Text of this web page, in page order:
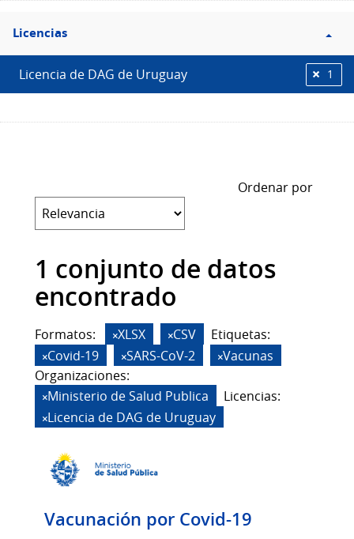
Filtro
Licencias
Licencias
Licencia de DAG de Uruguay 1
Ordenar por
1 conjunto de datos
encontrado
Formatos: XLSX CSV
Etiquetas:
Covid-19
SARS-CoV-2
Vacunas
Organizaciones:
Ministerio de Salud Publica
Licencias:
Licencia de DAG de Uruguay
Vacunación por Covid-19